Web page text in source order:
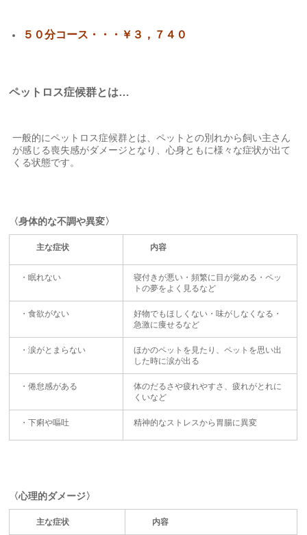
５０分コース・・・￥ ３，７４０
ペットロス症候群とは…
一般的にペットロス症候群とは、ペットとの別れから飼い主さん
が感じる喪失感がダメージとなり、心身ともに様々な症状が出て
くる状態です。
〈身体的な不調や異変〉
主な症状 内容
・眠れない
寝付きが悪い・頻繁に目が覚める・ペッ
トの夢をよく見るなど
・食欲がない
好物でもほしくない・味がしなくなる・
急激に痩せるなど
・涙がとまらない
ほかのペットを見たり、ペットを思い出
した時に涙が出る
・倦怠感がある
体のだるさや疲れやすさ、疲れがとれに
くいなど
・下痢や嘔吐 精神的なストレスから胃腸に異変
〈心理的ダメージ〉
主な症状 内容